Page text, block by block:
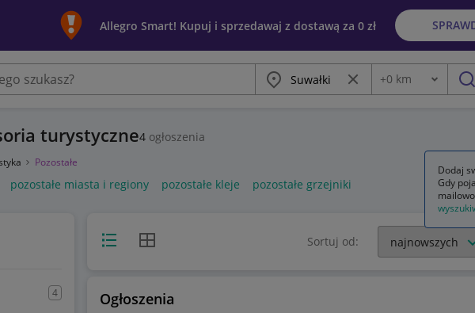
Allegro Smart! Kupuj i sprzedawaj z dostawą za 0 zł
Miasto Wyczyść frazę
Odległość
+0 km
turystyczne4 ogłoszenia
Pozostałe
pozostałe miasta i regiony pozostałe kleje pozostałe grzejniki
4
Widok listyWidok siatki Sortuj od:
Ogłoszenia
Dodaj
Gdy